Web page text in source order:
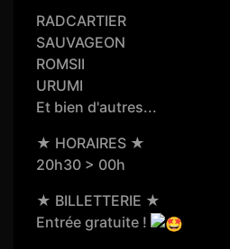
RADCARTIER
SAUVAGEON
ROMSII
URUMI
Et bien d'autres...
★ HORAIRES ★
20h30 > 00h
★ BILLETTERIE ★
Entrée gratuite !